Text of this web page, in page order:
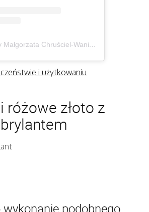
A post shared by Małgorzata Chruściel-Waniek (@gosiawaniek)
i użytkowaniu
różowe złoto z
brylantem
podobnego